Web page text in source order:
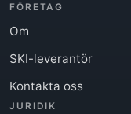
FÖRETAG
Om
SKI-leverantör
Kontakta oss
JURIDIK